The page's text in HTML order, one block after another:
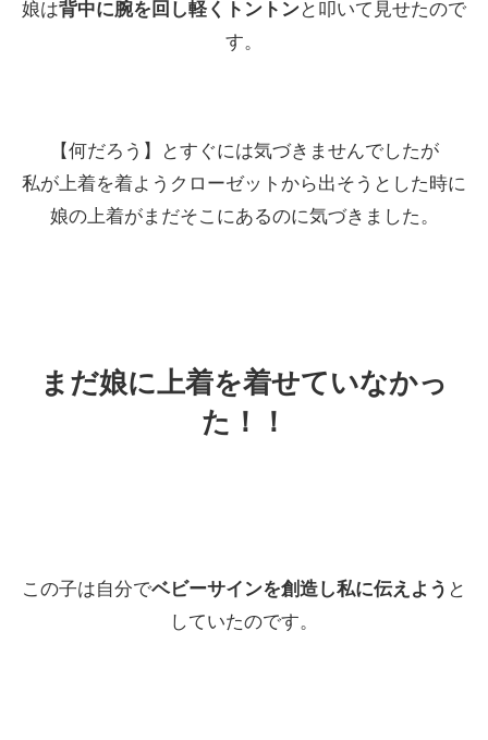
娘は背中に腕を回し軽くトントンと叩いて見せたので
す。
【何だろう】とすぐには気づきませんでしたが
私が上着を着ようクローゼットから出そうとした時に
娘の上着がまだそこにあるのに気づきました。
まだ娘に上着を着せていなかっ
た！！
この子は自分でベビーサインを創造し私に伝えよう と
していたのです。